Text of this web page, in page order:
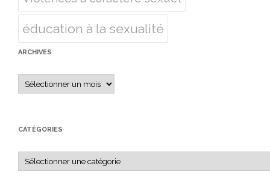
éducation à la sexualité
ARCHIVES
Archives
CATÉGORIES
Catégories